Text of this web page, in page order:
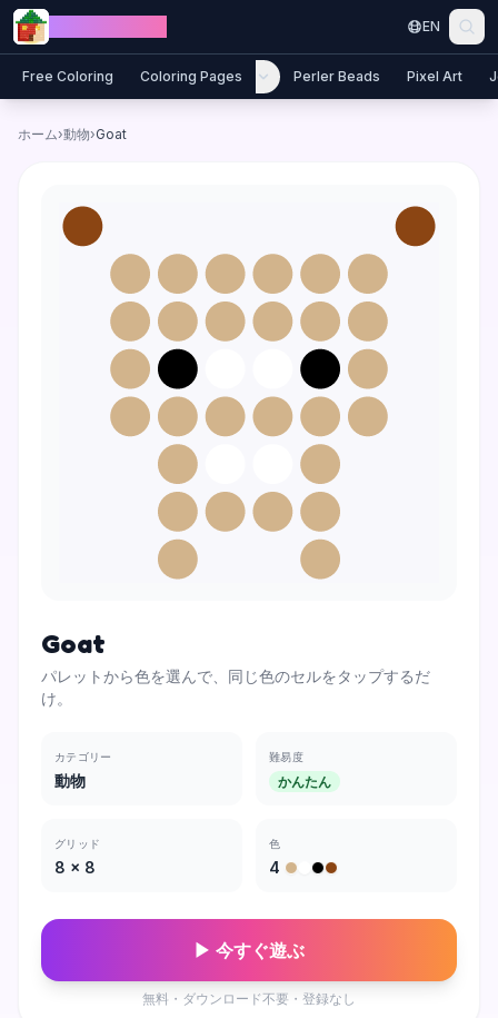
Skip to content
EN
Free Coloring Coloring Pages Perler Beads Pixel Art
ホーム›動物›Goat
Goat
パレットから色を選んで、同じ色のセルをタップするだ
け。
カテゴリー
動物
難易度
かんたん
グリッド
8 × 8
色
4
▶ 今すぐ遊ぶ
無料・ダウンロード不要・登録なし